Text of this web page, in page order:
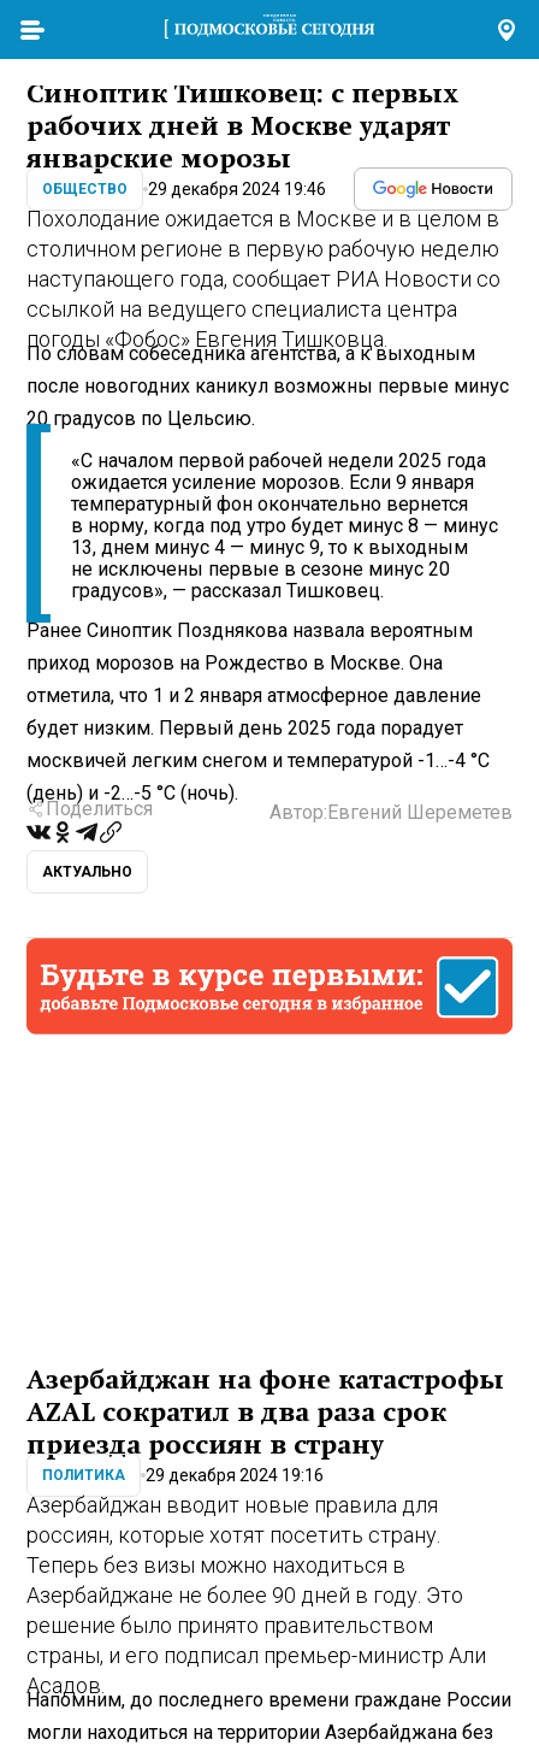
Синоптик Тишковец: с первых
рабочих дней в Москве ударят
январские морозы
ОБЩЕСТВО 29 декабря 2024 19:46
Похолодание ожидается в Москве и в целом в
столичном регионе в первую рабочую неделю
наступающего года, сообщает РИА Новости со
ссылкой на ведущего специалиста центра
погоды «Фобос» Евгения Тишковца.
По словам собеседника агентства, а к выходным
после новогодних каникул возможны первые минус
20 градусов по Цельсию.
«С началом первой рабочей недели 2025 года
ожидается усиление морозов. Если 9 января
температурный фон окончательно вернется
в норму, когда под утро будет минус 8 — минус
13, днем минус 4 — минус 9, то к выходным
не исключены первые в сезоне минус 20
градусов», — рассказал Тишковец.
Ранее Синоптик Позднякова назвала вероятным
приход морозов на Рождество в Москве. Она
отметила, что 1 и 2 января атмосферное давление
будет низким. Первый день 2025 года порадует
москвичей легким снегом и температурой -1…-4 °С
(день) и -2…-5 °С (ночь).
Поделиться Автор: Евгений Шереметев
АКТУАЛЬНО
Азербайджан на фоне катастрофы
AZAL сократил в два раза срок
приезда россиян в страну
ПОЛИТИКА 29 декабря 2024 19:16
Азербайджан вводит новые правила для
россиян, которые хотят посетить страну.
Теперь без визы можно находиться в
Азербайджане не более 90 дней в году. Это
решение было принято правительством
страны, и его подписал премьер-министр Али
Асадов.
Напомним, до последнего времени граждане России
могли находиться на территории Азербайджана без